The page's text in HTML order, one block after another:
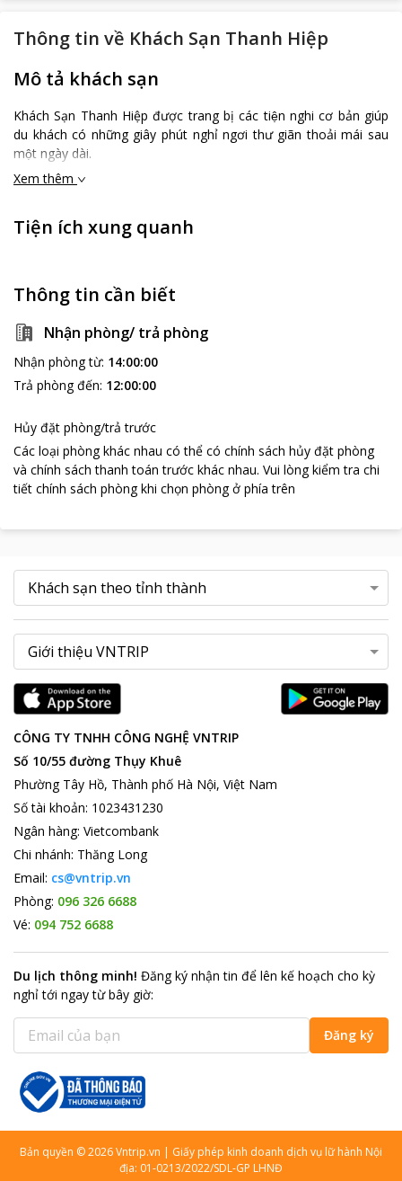
Thông tin về Khách Sạn Thanh Hiệp
Mô tả khách sạn
Khách Sạn Thanh Hiệp được trang bị các tiện nghi cơ bản giúp
du khách có những giây phút nghỉ ngơi thư giãn thoải mái sau
một ngày dài.
Xem thêm
Tiện ích xung quanh
Thông tin cần biết
Nhận phòng/ trả phòng
Nhận phòng từ: 14:00:00
Trả phòng đến: 12:00:00
Hủy đặt phòng/trả trước
Các loại phòng khác nhau có thể có chính sách hủy đặt phòng
và chính sách thanh toán trước khác nhau. Vui lòng kiểm tra chi
tiết chính sách phòng khi chọn phòng ở phía trên
CÔNG TY TNHH CÔNG NGHỆ VNTRIP
Số 10/55 đường Thụy Khuê
Phường Tây Hồ, Thành phố Hà Nội, Việt Nam
Số tài khoản: 1023431230
Ngân hàng: Vietcombank
Chi nhánh: Thăng Long
Email: cs@vntrip.vn
Phòng: 096 326 6688
Vé: 094 752 6688
Du lịch thông minh! Đăng ký nhận tin để lên kế hoạch cho kỳ
nghỉ tới ngay từ bây giờ:
Đăng ký
Bản quyền ©2026Vntrip.vn | Giấy phép kinh doanh dịch vụ lữ hành Nội
địa: 01-0213/2022/SDL-GP LHNĐ